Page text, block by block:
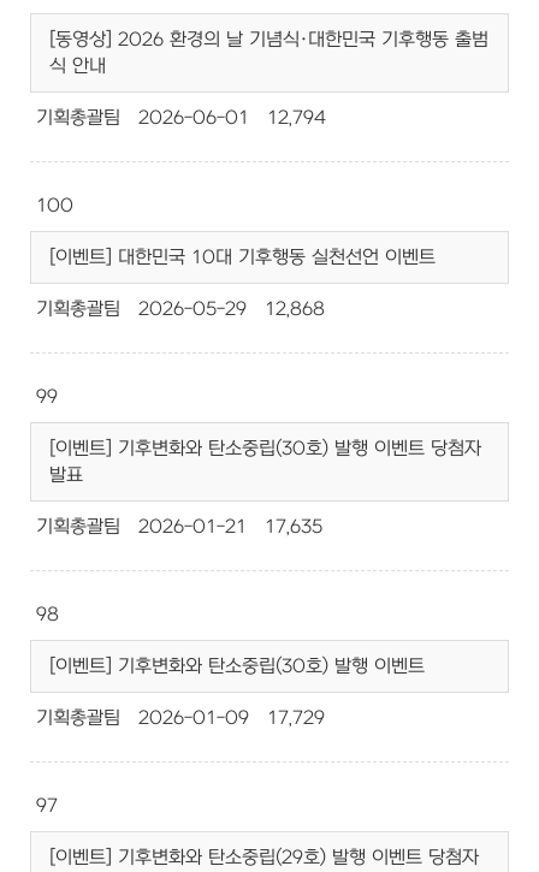
[동영상] 2026 환경의 날 기념식·대한민국 기후행동 출범
식 안내
기획총괄팀 2026-06-01 12,794
100
[이벤트] 대한민국 10대 기후행동 실천선언 이벤트
기획총괄팀 2026-05-29 12,868
99
[이벤트] 기후변화와 탄소중립(30호) 발행 이벤트 당첨자
발표
기획총괄팀 2026-01-21 17,635
98
[이벤트] 기후변화와 탄소중립(30호) 발행 이벤트
기획총괄팀 2026-01-09 17,729
97
[이벤트] 기후변화와 탄소중립(29호) 발행 이벤트 당첨자